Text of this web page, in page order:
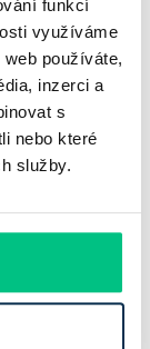
funkcí
využíváme
používáte,
inzerci a
s
nebo které
služby.